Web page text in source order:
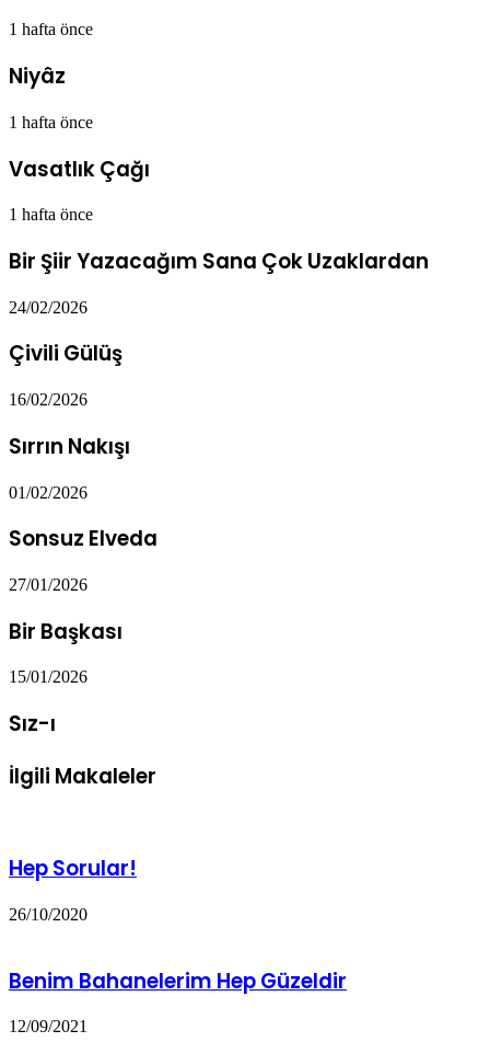
1 hafta önce
Niyâz
1 hafta önce
Vasatlık Çağı
1 hafta önce
Bir Şiir Yazacağım Sana Çok Uzaklardan
24/02/2026
Çivili Gülüş
16/02/2026
Sırrın Nakışı
01/02/2026
Sonsuz Elveda
27/01/2026
Bir Başkası
15/01/2026
Sız-ı
İlgili Makaleler
Hep Sorular!
26/10/2020
Benim Bahanelerim Hep Güzeldir
12/09/2021